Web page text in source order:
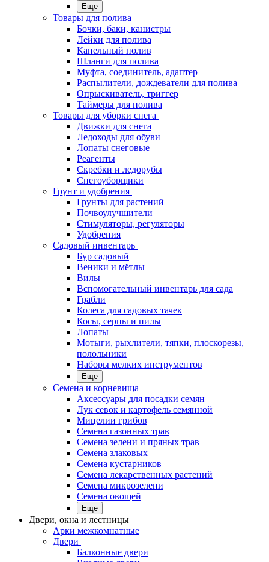
Еще
Товары для полива
Бочки, баки, канистры
Лейки для полива
Капельный полив
Шланги для полива
Муфта, соединитель, адаптер
Распылители, дождеватели для полива
Опрыскиватель, триггер
Таймеры для полива
Товары для уборки снега
Движки для снега
Ледоходы для обуви
Лопаты снеговые
Реагенты
Скребки и ледорубы
Снегоуборщики
Грунт и удобрения
Грунты для растений
Почвоулучшители
Стимуляторы, регуляторы
Удобрения
Садовый инвентарь
Бур садовый
Веники и мётлы
Вилы
Вспомогательный инвентарь для сада
Грабли
Колеса для садовых тачек
Косы, серпы и пилы
Лопаты
Мотыги, рыхлители, тяпки, плоскорезы,
полольники
Наборы мелких инструментов
Еще
Семена и корневища
Аксессуары для посадки семян
Лук севок и картофель семянной
Мицелии грибов
Семена газонных трав
Семена зелени и пряных трав
Семена злаковых
Семена кустарников
Семена лекарственных растений
Семена микрозелени
Семена овощей
Еще
Двери, окна и лестницы
Арки межкомнатные
Двери
Балконные двери